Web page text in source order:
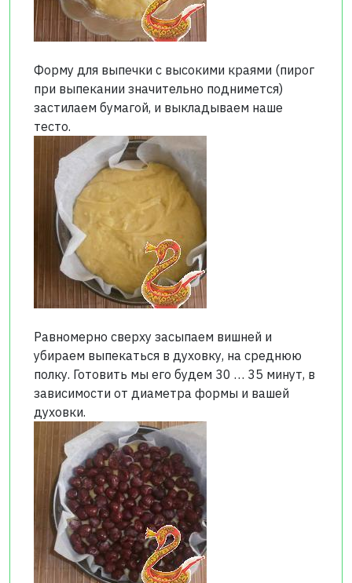
Форму для выпечки с высокими краями (пирог
при выпекании значительно поднимется)
застилаем бумагой, и выкладываем наше
тесто.
Равномерно сверху засыпаем вишней и
убираем выпекаться в духовку, на среднюю
полку. Готовить мы его будем 30 … 35 минут, в
зависимости от диаметра формы и вашей
духовки.